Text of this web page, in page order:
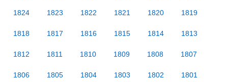
1824 1823 1822 1821 1820 1819
1818 1817 1816 1815 1814 1813
1812 1811 1810 1809 1808 1807
1806 1805 1804 1803 1802 1801